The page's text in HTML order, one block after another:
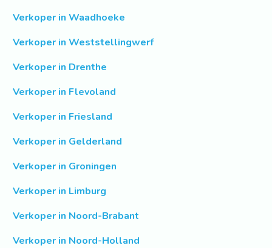
Verkoper in Waadhoeke
Verkoper in Weststellingwerf
Verkoper in Drenthe
Verkoper in Flevoland
Verkoper in Friesland
Verkoper in Gelderland
Verkoper in Groningen
Verkoper in Limburg
Verkoper in Noord-Brabant
Verkoper in Noord-Holland